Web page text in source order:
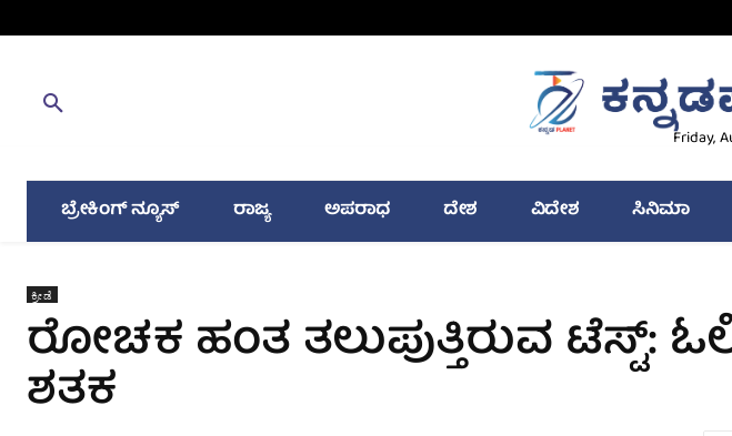
Friday,
ಬ್ರೇಕಿಂಗ್ ನ್ಯೂಸ್ ರಾಜ್ಯ ಅಪರಾಧ ದೇಶ ವಿದೇಶ ಸಿನಿಮಾ
ಕ್ರೀಡೆ
ರೋಚಕ ಹಂತ ತಲುಪುತ್ತಿರುವ
ಶತಕ